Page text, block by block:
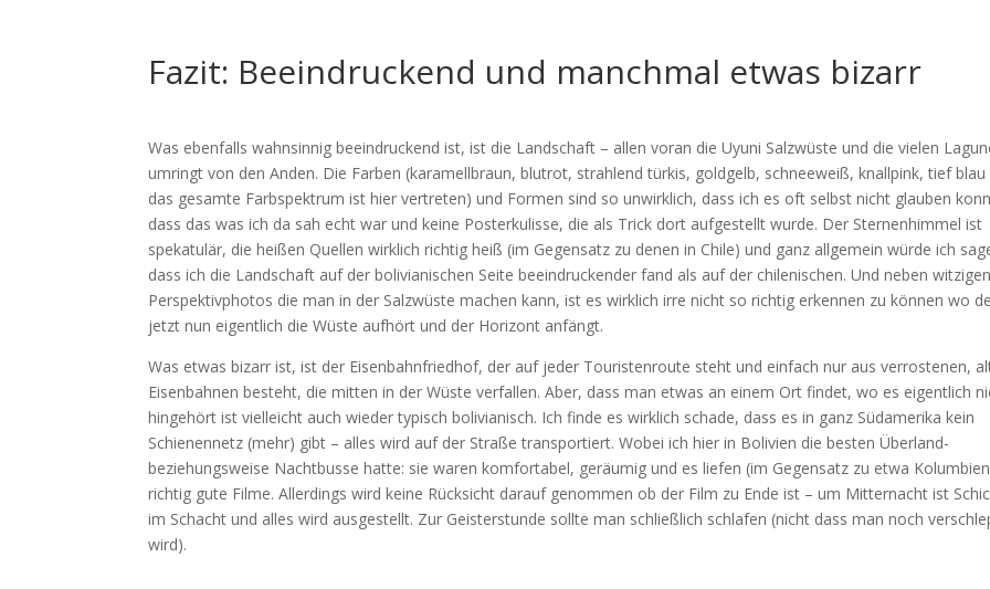
Fazit: Beeindruckend und manchmal etwas bizarr
Was ebenfalls wahnsinnig beeindruckend ist, ist die Landschaft – allen voran die Uyuni Salzwüste und die vielen
umringt von den Anden. Die Farben (karamellbraun, blutrot, strahlend türkis, goldgelb, schneeweiß, knallpink, tief blau
das gesamte Farbspektrum ist hier vertreten) und Formen sind so unwirklich, dass ich es oft selbst nicht glauben
dass das was ich da sah echt war und keine Posterkulisse, die als Trick dort aufgestellt wurde. Der Sternenhimmel ist
spekatulär, die heißen Quellen wirklich richtig heiß (im Gegensatz zu denen in Chile) und ganz allgemein würde ich
dass ich die Landschaft auf der bolivianischen Seite beeindruckender fand als auf der chilenischen. Und neben witzigen
Perspektivphotos die man in der Salzwüste machen kann, ist es wirklich irre nicht so richtig erkennen zu können wo
jetzt nun eigentlich die Wüste aufhört und der Horizont anfängt.
Was etwas bizarr ist, ist der Eisenbahnfriedhof, der auf jeder Touristenroute steht und einfach nur aus verrostenen,
Eisenbahnen besteht, die mitten in der Wüste verfallen. Aber, dass man etwas an einem Ort findet, wo es eigentlich
hingehört ist vielleicht auch wieder typisch bolivianisch. Ich finde es wirklich schade, dass es in ganz Südamerika kein
Schienennetz (mehr) gibt – alles wird auf der Straße transportiert. Wobei ich hier in Bolivien die besten Überland-
beziehungsweise Nachtbusse hatte: sie waren komfortabel, geräumig und es liefen (im Gegensatz zu etwa
richtig gute Filme. Allerdings wird keine Rücksicht darauf genommen ob der Film zu Ende ist – um Mitternacht ist
im Schacht und alles wird ausgestellt. Zur Geisterstunde sollte man schließlich schlafen (nicht dass man noch
wird).